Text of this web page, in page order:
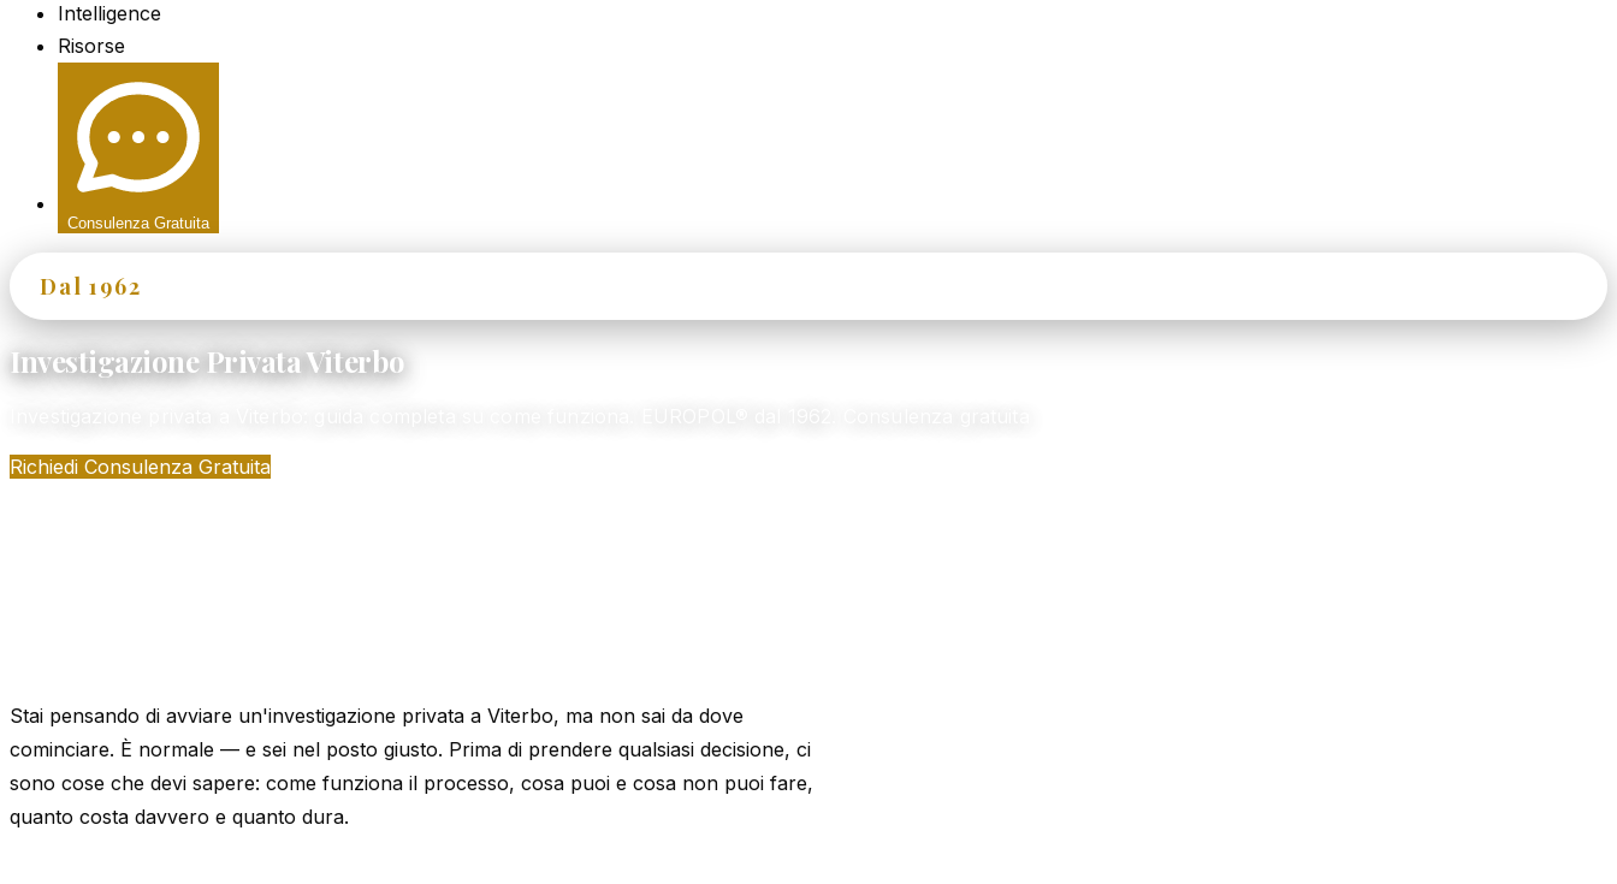
Intelligence
Risorse
Consulenza Gratuita
Dal 1962
Investigazione Privata Viterbo
Richiedi Consulenza Gratuita
Stai pensando di avviare un'investigazione privata a Viterbo, ma non sai da dove
cominciare. È normale — e sei nel posto giusto. Prima di prendere qualsiasi decisione, ci
sono cose che devi sapere: come funziona il processo, cosa puoi e cosa non puoi fare,
quanto costa davvero e quanto dura.